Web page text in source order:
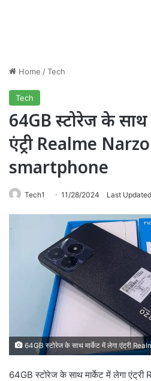
Home /Tech
Tech
64GB स्टोरेज के साथ
एंट्री Realme
smartphone
Tech1 11/28/2024 Last
64GB स्टोरेज के साथ मार्केट में लेगा एंट्री
64GB स्टोरेज के साथ मार्केट में लेगा